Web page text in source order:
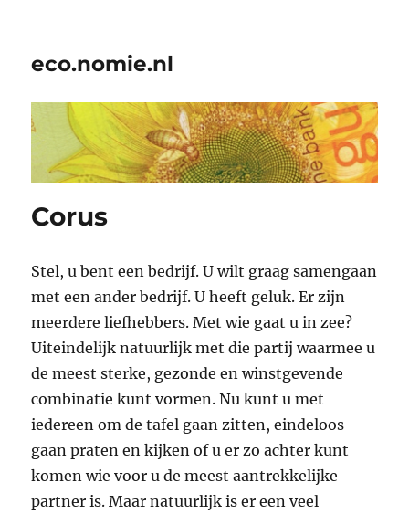
eco.nomie.nl
Corus
Stel, u bent een bedrijf. U wilt graag samengaan
met een ander bedrijf. U heeft geluk. Er zijn
meerdere liefhebbers. Met wie gaat u in zee?
Uiteindelijk natuurlijk met die partij waarmee u
de meest sterke, gezonde en winstgevende
combinatie kunt vormen. Nu kunt u met
iedereen om de tafel gaan zitten, eindeloos
gaan praten en kijken of u er zo achter kunt
komen wie voor u de meest aantrekkelijke
partner is. Maar natuurlijk is er een veel